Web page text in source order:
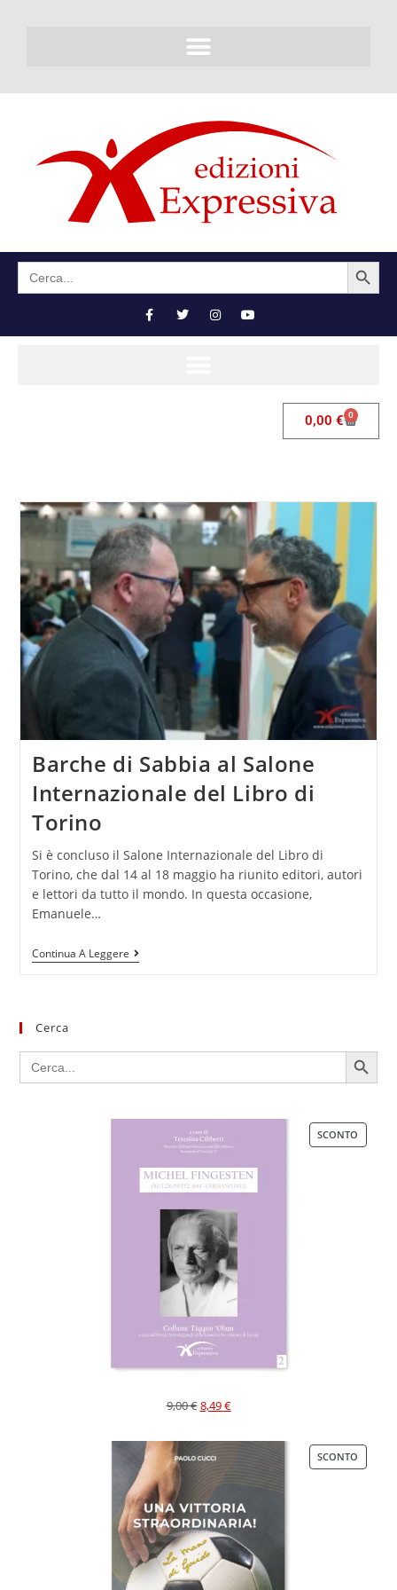
Search
for:
SEARCH BUTTON
0,00 € 0
Barche di Sabbia al Salone
Internazionale del Libro di
Torino
Si è concluso il Salone Internazionale del Libro di
Torino, che dal 14 al 18 maggio ha riunito editori, autori
e lettori da tutto il mondo. In questa occasione,
Emanuele…
Continua A Leggere
Cerca
Search
for:
SEARCH BUTTON
SCONTO
9,00€8,49€
SCONTO